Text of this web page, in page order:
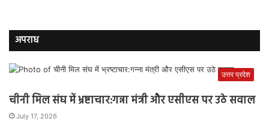
अपराध
उत्तर प्रदेश
चीनी मिल संघ में भ्रष्टाचार:गन्ना मंत्री और एसीएस पर उठे सवाल
July 17, 2026